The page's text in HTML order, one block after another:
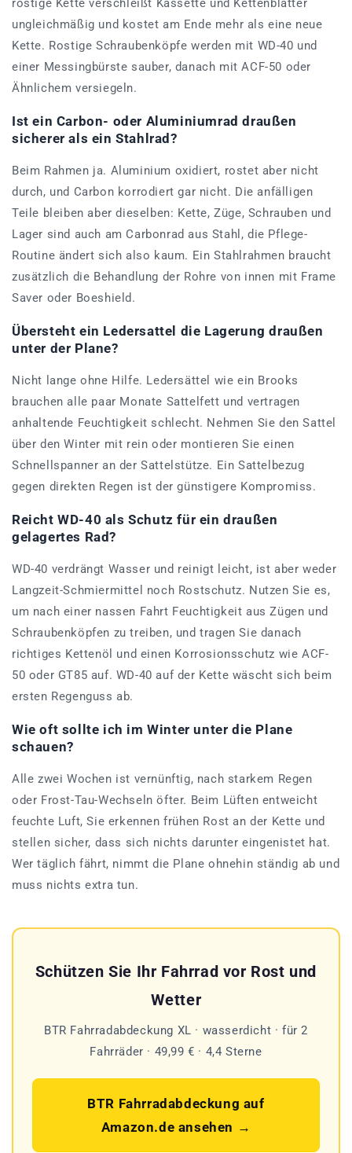
rostige Kette verschleißt Kassette und Kettenblätter
ungleichmäßig und kostet am Ende mehr als eine neue
Kette. Rostige Schraubenköpfe werden mit WD-40 und
einer Messingbürste sauber, danach mit ACF-50 oder
Ähnlichem versiegeln.
Ist ein Carbon- oder Aluminiumrad draußen
sicherer als ein Stahlrad?
Beim Rahmen ja. Aluminium oxidiert, rostet aber nicht
durch, und Carbon korrodiert gar nicht. Die anfälligen
Teile bleiben aber dieselben: Kette, Züge, Schrauben und
Lager sind auch am Carbonrad aus Stahl, die Pflege-
Routine ändert sich also kaum. Ein Stahlrahmen braucht
zusätzlich die Behandlung der Rohre von innen mit Frame
Saver oder Boeshield.
Übersteht ein Ledersattel die Lagerung draußen
unter der Plane?
Nicht lange ohne Hilfe. Ledersättel wie ein Brooks
brauchen alle paar Monate Sattelfett und vertragen
anhaltende Feuchtigkeit schlecht. Nehmen Sie den Sattel
über den Winter mit rein oder montieren Sie einen
Schnellspanner an der Sattelstütze. Ein Sattelbezug
gegen direkten Regen ist der günstigere Kompromiss.
Reicht WD-40 als Schutz für ein draußen
gelagertes Rad?
WD-40 verdrängt Wasser und reinigt leicht, ist aber weder
Langzeit-Schmiermittel noch Rostschutz. Nutzen Sie es,
um nach einer nassen Fahrt Feuchtigkeit aus Zügen und
Schraubenköpfen zu treiben, und tragen Sie danach
richtiges Kettenöl und einen Korrosionsschutz wie ACF-
50 oder GT85 auf. WD-40 auf der Kette wäscht sich beim
ersten Regenguss ab.
Wie oft sollte ich im Winter unter die Plane
schauen?
Alle zwei Wochen ist vernünftig, nach starkem Regen
oder Frost-Tau-Wechseln öfter. Beim Lüften entweicht
feuchte Luft, Sie erkennen frühen Rost an der Kette und
stellen sicher, dass sich nichts darunter eingenistet hat.
Wer täglich fährt, nimmt die Plane ohnehin ständig ab und
muss nichts extra tun.
Schützen Sie Ihr Fahrrad vor Rost und
Wetter
BTR Fahrradabdeckung XL · wasserdicht · für 2
Fahrräder · 49,99 € · 4,4 Sterne
BTR Fahrradabdeckung auf
Amazon.de ansehen →